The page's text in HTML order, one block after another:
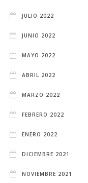
JULIO 2022
JUNIO 2022
MAYO 2022
ABRIL 2022
MARZO 2022
FEBRERO 2022
ENERO 2022
DICIEMBRE 2021
NOVIEMBRE 2021